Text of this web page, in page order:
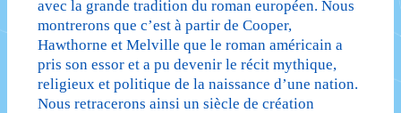
avec la grande tradition du roman européen. Nous
montrerons que c’est à partir de Cooper,
Hawthorne et Melville que le roman américain a
pris son essor et a pu devenir le récit mythique,
religieux et politique de la naissance d’une nation.
Nous retracerons ainsi un siècle de création